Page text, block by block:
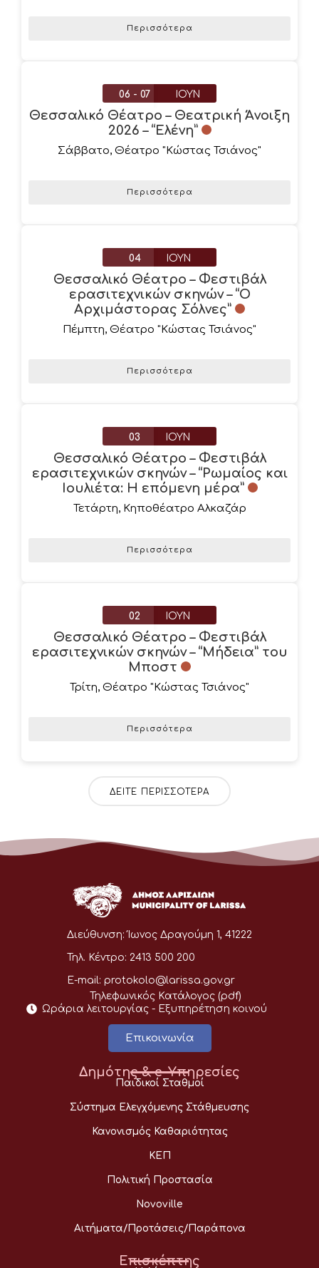
Περισσότερα
06 - 07 ΙΟΎΝ
Θεσσαλικό Θέατρο – Θεατρική Άνοιξη
2026 – “Ελένη”
Σάββατο, Θέατρο "Κώστας Τσιάνος"
Περισσότερα
04 ΙΟΎΝ
Θεσσαλικό Θέατρο – Φεστιβάλ
ερασιτεχνικών σκηνών – “O
Αρχιμάστορας Σόλνες”
Πέμπτη, Θέατρο "Κώστας Τσιάνος"
Περισσότερα
03 ΙΟΎΝ
Θεσσαλικό Θέατρο – Φεστιβάλ
ερασιτεχνικών σκηνών – “Ρωμαίος και
Ιουλιέτα: Η επόμενη μέρα”
Τετάρτη, Κηποθέατρο Αλκαζάρ
Περισσότερα
02 ΙΟΎΝ
Θεσσαλικό Θέατρο – Φεστιβάλ
ερασιτεχνικών σκηνών – “Μήδεια” του
Μποστ
Τρίτη, Θέατρο "Κώστας Τσιάνος"
Περισσότερα
ΔΕΊΤΕ ΠΕΡΙΣΣΌΤΕΡΑ
Διεύθυνση: Ίωνος Δραγούμη 1, 41222
Τηλ. Κέντρο: 2413 500 200
E-mail: protokolo@larissa.gov.gr
Τηλεφωνικός Κατάλογος (pdf)
Ωράρια λειτουργίας - Eξυπηρέτηση κοινού
Επικοινωνία
Δημότης & e-Υπηρεσίες
Παιδικοί Σταθμοί
Σύστημα Ελεγχόμενης Στάθμευσης
Κανονισμός Καθαριότητας
ΚΕΠ
Πολιτική Προστασία
Novoville
Αιτήματα/Προτάσεις/Παράπονα
Επισκέπτης